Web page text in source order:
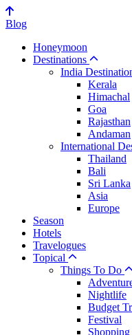
Blog
Honeymoon
Destinations
India
Kerala
Himachal
Goa
Rajasthan
Andaman
International
Thailand
Bali
Sri Lanka
Asia
Europe
Season
Hotels
Travelogues
Topical
Things To Do
Nightlife
Budget
Festival
Shopping